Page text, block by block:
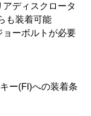
ディスクロータ
も装着可能
ョーボルトが必要
ー(FI)への装着条